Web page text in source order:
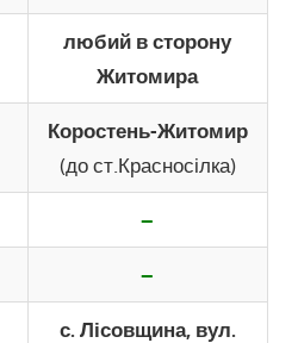
любий в сторону
Житомира
Коростень-Житомир
(до ст.Красносілка)
–
–
с. Лісовщина, вул.